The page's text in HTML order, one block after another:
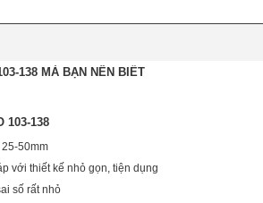
138 MÀ BẠN NÊN BIẾT
103-138
50mm
với thiết kế nhỏ gọn, tiện dụng
số rất nhỏ